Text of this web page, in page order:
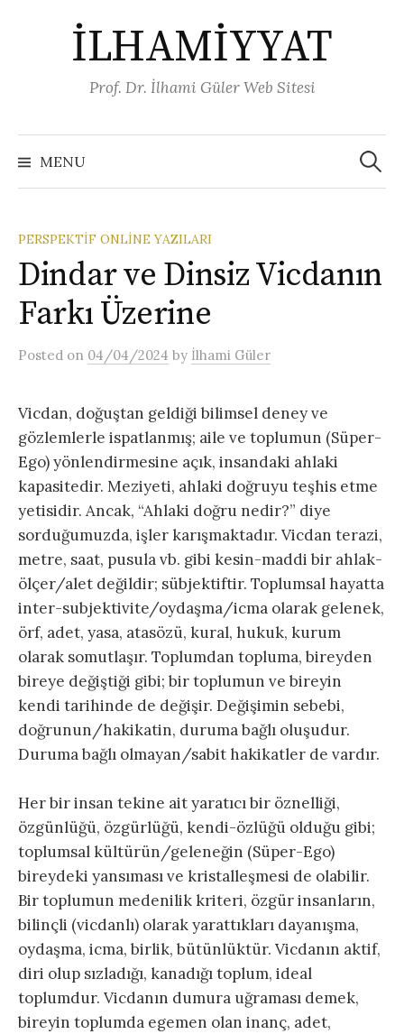
contentİLHAMİYYAT
Prof. Dr. İlhami Güler Web Sitesi
MENU
Arama:
PERSPEKTIF ONLINE YAZILARI
Dindar ve Dinsiz Vicdanın
Farkı Üzerine
Posted on 04/04/2024 by İlhami Güler
Vicdan, doğuştan geldiği bilimsel deney ve
gözlemlerle ispatlanmış; aile ve toplumun (Süper-
Ego) yönlendirmesine açık, insandaki ahlaki
kapasitedir. Meziyeti, ahlaki doğruyu teşhis etme
yetisidir. Ancak, “Ahlaki doğru nedir?” diye
sorduğumuzda, işler karışmaktadır. Vicdan terazi,
metre, saat, pusula vb. gibi kesin-maddi bir ahlak-
ölçer/alet değildir; sübjektiftir. Toplumsal hayatta
inter-subjektivite/oydaşma/icma olarak gelenek,
örf, adet, yasa, atasözü, kural, hukuk, kurum
olarak somutlaşır. Toplumdan topluma, bireyden
bireye değiştiği gibi; bir toplumun ve bireyin
kendi tarihinde de değişir. Değişimin sebebi,
doğrunun/hakikatin, duruma bağlı oluşudur.
Duruma bağlı olmayan/sabit hakikatler de vardır.
Her bir insan tekine ait yaratıcı bir öznelliği,
özgünlüğü, özgürlüğü, kendi-özlüğü olduğu gibi;
toplumsal kültürün/geleneğin (Süper-Ego)
bireydeki yansıması ve kristalleşmesi de olabilir.
Bir toplumun medenilik kriteri, özgür insanların,
bilinçli (vicdanlı) olarak yarattıkları dayanışma,
oydaşma, icma, birlik, bütünlüktür. Vicdanın aktif,
diri olup sızladığı, kanadığı toplum, ideal
toplumdur. Vicdanın dumura uğraması demek,
bireyin toplumda egemen olan inanç, adet,